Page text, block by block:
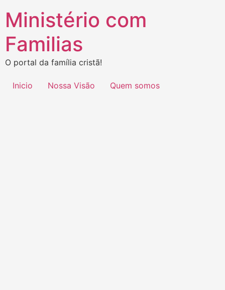
Ministério com
Familias
O portal da família cristã!
Inicio Nossa Visão Quem somos